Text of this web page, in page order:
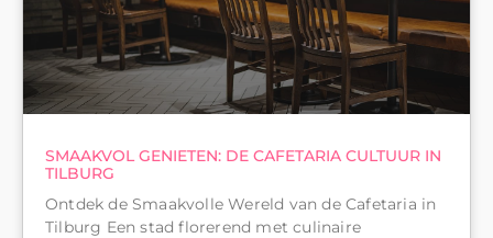
SMAAKVOL GENIETEN: DE CAFETARIA CULTUUR IN
TILBURG
Ontdek de Smaakvolle Wereld van de Cafetaria in
Tilburg Een stad florerend met culinaire